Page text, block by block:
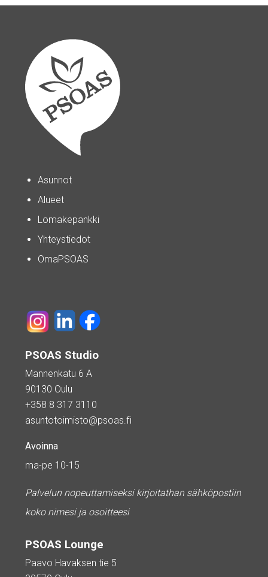
Asunnot
Alueet
Lomakepankki
Yhteystiedot
OmaPSOAS
PSOAS Studio
Mannenkatu 6 A
90130 Oulu
+358 8 317 3110
asuntotoimisto@psoas.fi
Avoinna
ma-pe 10-15
Palvelun nopeuttamiseksi kirjoitathan sähköpostiin
koko nimesi ja osoitteesi
PSOAS Lounge
Paavo Havaksen tie 5